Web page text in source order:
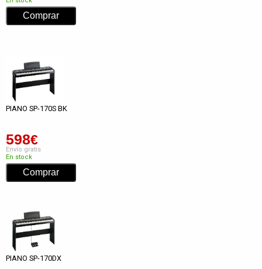
PIANO SP-170S BK
598€
Envío gratis
En stock
PIANO SP-170DX